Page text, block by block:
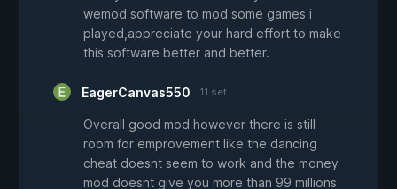
wemod software to mod some games i
played,appreciate your hard effort to make
this software better and better.
EagerCanvas550 11 set
Overall good mod however there is still
room for emprovement like the dancing
cheat doesnt seem to work and the money
mod doesnt give you more than 99 millions